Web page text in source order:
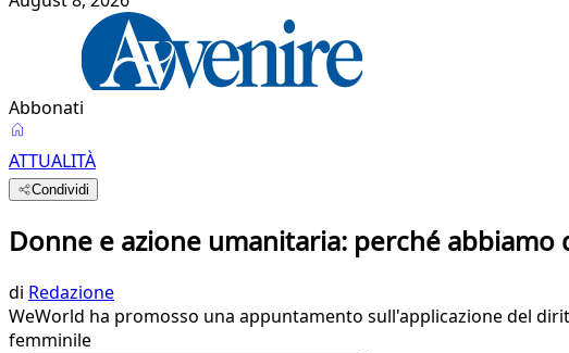
Abbonati
ATTUALITÀ
Condividi
Donne e azione umanitaria: perché
di Redazione
WeWorld ha promosso una appuntamento sull'applicazione del
femminile